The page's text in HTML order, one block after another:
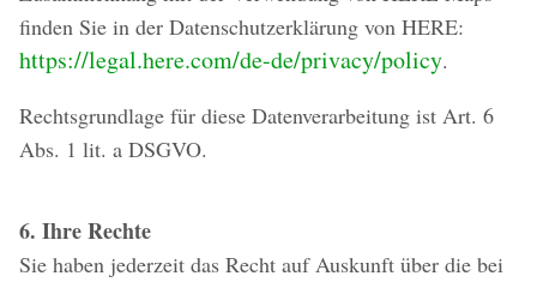
finden Sie in der Datenschutzerklärung von HERE:
https://legal.here.com/de-de/privacy/policy.
Rechtsgrundlage für diese Datenverarbeitung ist Art. 6
Abs. 1 lit. a DSGVO.
6. Ihre Rechte
Sie haben jederzeit das Recht auf Auskunft über die bei